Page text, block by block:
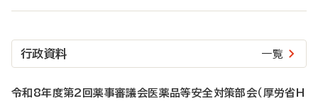
行政資料 一覧
令和8年度第2回薬事審議会医薬品等安全対策部会（厚労省H